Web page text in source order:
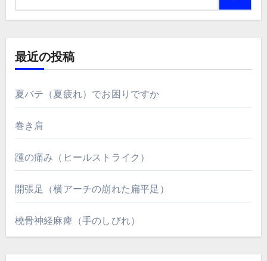
最近の投稿
夏バテ（夏疲れ）でお困りですか
巻き肩
踵の痛み（ヒールストライク）
開張足（横アーチの崩れた扁平足）
橈骨神経麻痺（手のしびれ）